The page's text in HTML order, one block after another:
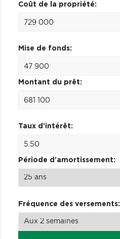
Coût de la propriété:
Mise de fonds:
Montant du prêt:
Taux d'intérêt:
Période d'amortissement:
Fréquence des versements: